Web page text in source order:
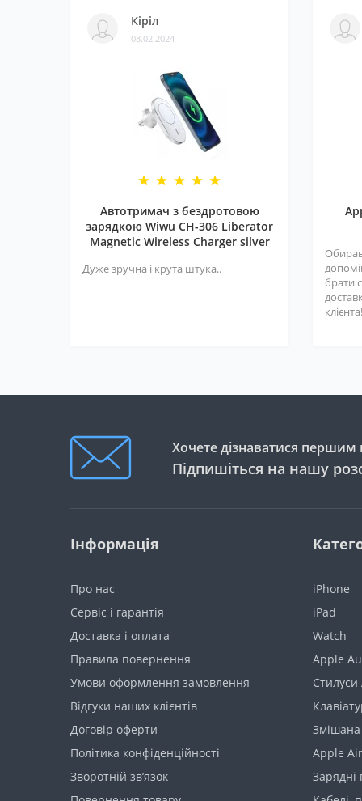
Кіріл
08.02.2024
Автотримач з бездротовою
зарядкою Wiwu CH-306 Liberator
Magnetic Wireless Charger silver
Дуже зручна і крута штука..
брати
Хочете дізнаватися першим
Підпишіться на нашу
Інформація
Про нас
Сервіс і гарантія
Доставка і оплата
Правила повернення
Умови оформлення замовлення
Відгуки наших клієнтів
Договір оферти
Політика конфіденційності
Зворотній зв’язок
iPhone
iPad
Watch
Apple
Змішана
Apple
Зарядні